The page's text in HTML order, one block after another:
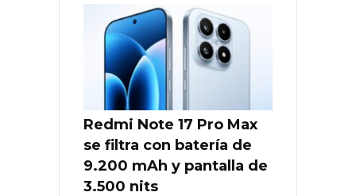
Redmi Note 17 Pro Max
se filtra con batería de
9.200 mAh y pantalla de
3.500 nits